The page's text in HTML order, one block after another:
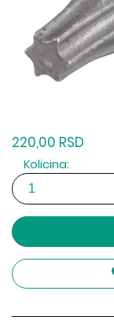
220,00 RSD
Kolicina: